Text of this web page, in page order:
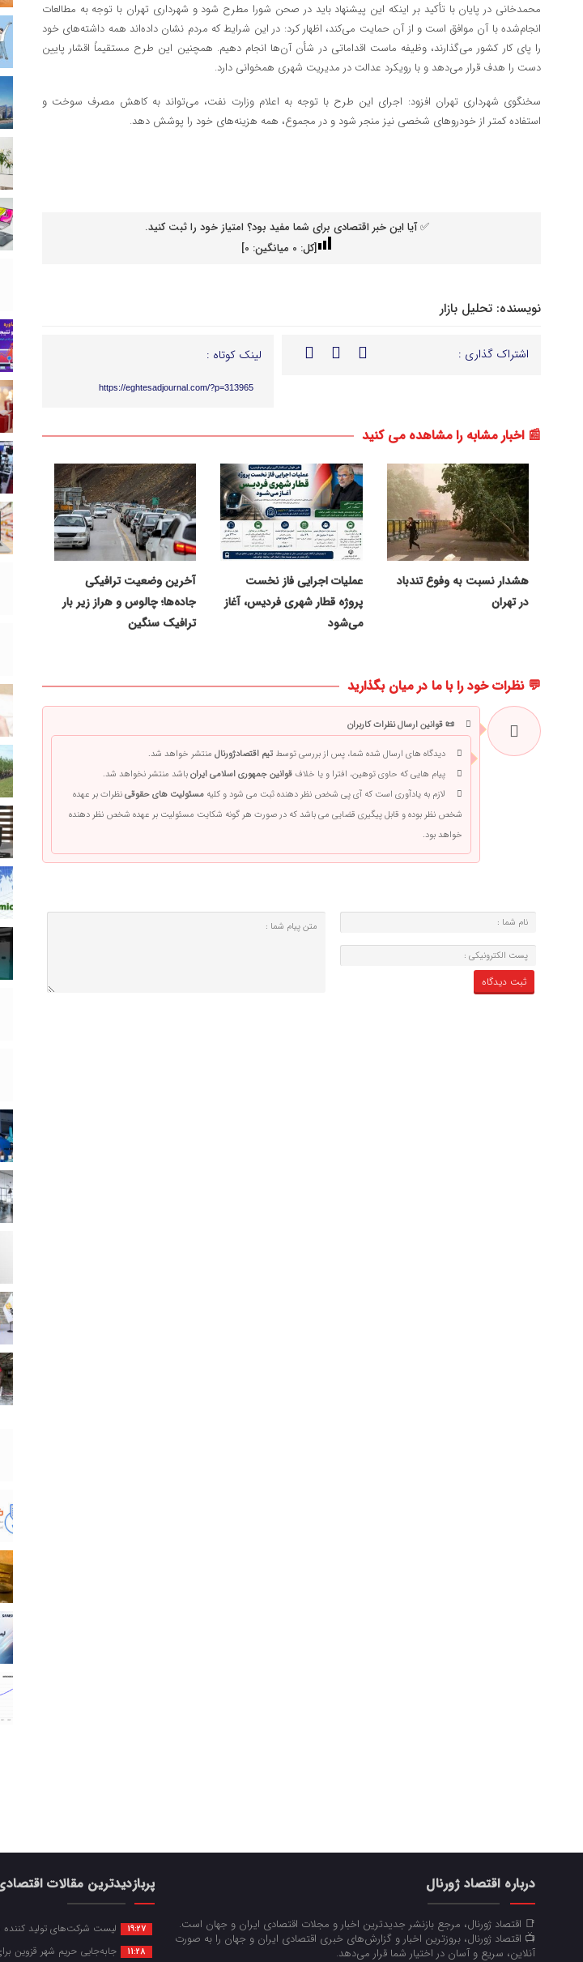
محمدخانی در پایان با تأکید بر اینکه این پیشنهاد باید در صحن شورا مطرح شود و شهرداری تهران با توجه به مطالعات
انجام‌شده با آن موافق است و از آن حمایت می‌کند، اظهار کرد: در این شرایط که مردم نشان داده‌اند همه داشته‌های خود
را پای کار کشور می‌گذارند، وظیفه ماست اقداماتی در شأن آن‌ها انجام دهیم. همچنین این طرح مستقیماً اقشار پایین
دست را هدف قرار می‌دهد و با رویکرد عدالت در مدیریت شهری همخوانی دارد.
سخنگوی شهرداری تهران افزود: اجرای این طرح با توجه به اعلام وزارت نفت، می‌تواند به کاهش مصرف سوخت و
استفاده کمتر از خودروهای شخصی نیز منجر شود و در مجموع، همه هزینه‌های خود را پوشش دهد.
✅ آیا این خبر اقتصادی برای شما مفید بود؟ امتیاز خود را ثبت کنید.
[کل: 0 میانگین: 0
]
نویسنده: تحلیل بازار
اشتراک گذاری : لینک کوتاه :
https://eghtesadjournal.com/?p=313965
📰 اخبار مشابه را مشاهده می کنید
هشدار نسبت به وفوع تندباد
در تهران
عملیات اجرایی فاز نخست
پروژه قطار شهری فردیس، آغاز
می‌شود
آخرین وضعیت ترافیکی
جاده‌ها؛ چالوس و هراز زیر بار
ترافیک سنگین
💬 نظرات خود را با ما در میان بگذارید
📜 قوانین ارسال نظرات کاربران
دیدگاه های ارسال شده شما، پس از بررسی توسط تیم اقتصادژورنال منتشر خواهد شد.
پیام هایی که حاوی توهین، افترا و یا خلاف قوانین جمهوری اسلامی ایرانباشد منتشر نخواهد شد.
لازم به یادآوری است که آی پی شخص نظر دهنده ثبت می شود و کلیه مسئولیت های حقوقینظرات بر عهده
شخص نظر بوده و قابل پیگیری قضایی می باشد که در صورت هر گونه شکایت مسئولیت بر عهده شخص نظر دهنده
خواهد بود.
درباره اقتصاد ژورنال
📑 اقتصاد ژورنال، مرجع بازنشر جدیدترین اخبار و مجلات اقتصادی ایران و جهان است.
📺 اقتصاد ژورنال، بروزترین اخبار و گزارش‌های خبری اقتصادی ایران و جهان را به صورت
آنلاین، سریع و آسان در اختیار شما قرار می‌‌دهد.
پربازدیدترین مقالات
19:27 لیست شرکت‌های تولید کننده
11:28 جابه‌جایی حریم شهر قزوین